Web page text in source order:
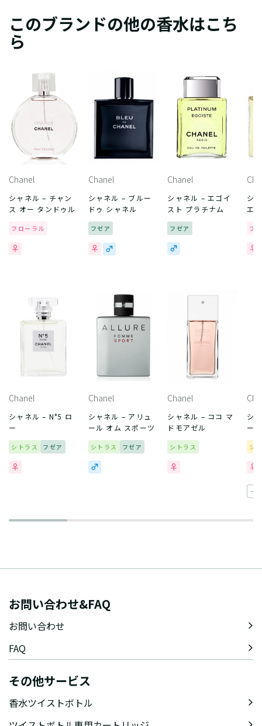
このブランドの他の香水はこち
ら
Chanel
シャネル – チャン
ス オー タンドゥル
フローラル
Chanel
シャネル – ブルー
ドゥ シャネル
フゼア
Chanel
シャネル – エゴイ
スト プラチナム
フゼア
シ
エ
フ
Chanel
シャネル – N°5 ロ
ー
シトラス フゼア
Chanel
シャネル – アリュ
ール オム スポーツ
シトラス フゼア
Chanel
シャネル – ココ マ
ドモアゼル
シトラス
シ
ー
シ
一
お問い合わせ&FAQ
お問い合わせ
FAQ
その他サービス
香水ツイストボトル